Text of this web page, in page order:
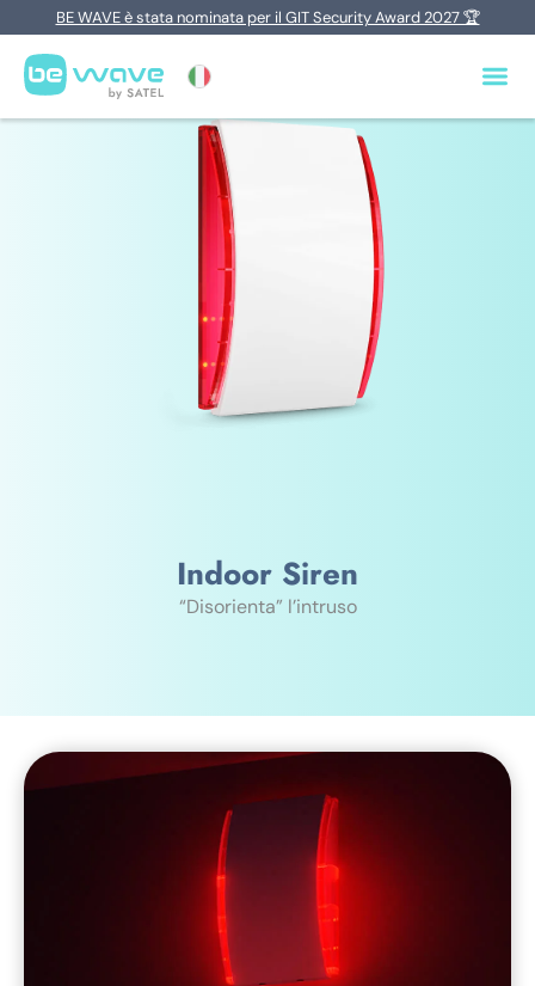
BE WAVE è stata nominata per il GIT Security Award 2027 🏆
Indoor Siren
“Disorienta” l’intruso